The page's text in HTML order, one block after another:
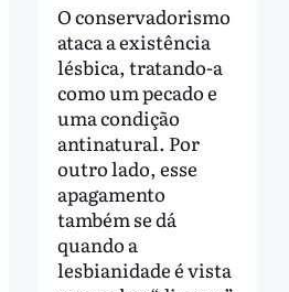
O conservadorismo
ataca a existência
lésbica, tratando-a
como um pecado e
uma condição
antinatural. Por
outro lado, esse
apagamento
também se dá
quando a
lesbianidade é vista